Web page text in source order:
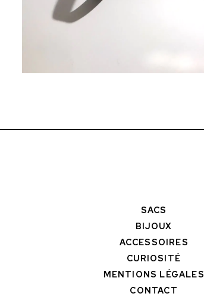
SACS
BIJOUX
ACCESSOIRES
CURIOSITÉ
MENTIONS LÉGALES
CONTACT